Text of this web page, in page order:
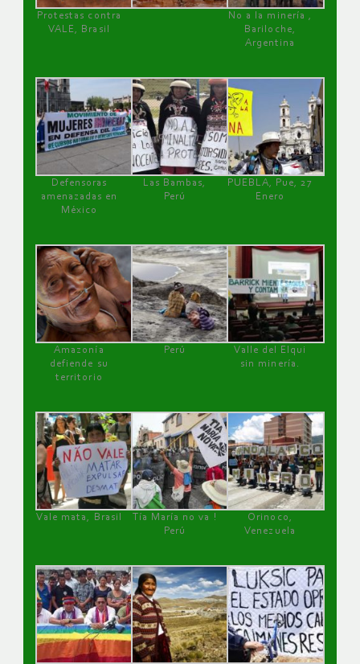
Protestas contra
VALE, Brasil
No a la minería ,
Bariloche,
Argentina
Defensoras
amenazadas en
México
Las Bambas,
Perú
PUEBLA, Pue, 27
Enero
Amazonía
defiende su
territorio
Perú
Valle del Elqui
sin minería.
Vale mata, Brasil
Tía María no va !
Perú
Orinoco,
Venezuela